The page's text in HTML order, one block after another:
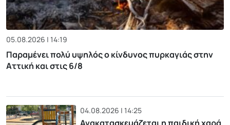
05.08.2026 | 14:19
Παραμένει πολύ υψηλός ο κίνδυνος πυρκαγιάς στην
Αττική και στις 6/8
04.08.2026 | 14:25